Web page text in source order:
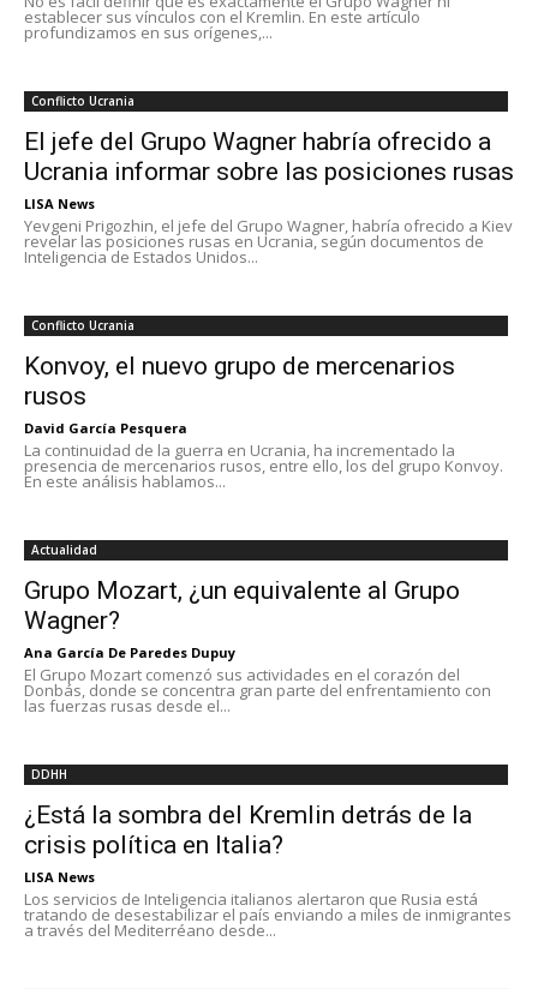
establecer sus vínculos con el Kremlin. En este artículo
profundizamos en sus orígenes,...
Conflicto Ucrania
El jefe del Grupo Wagner habría ofrecido a
Ucrania informar sobre las posiciones rusas
LISA News
Yevgeni Prigozhin, el jefe del Grupo Wagner, habría ofrecido a Kiev
revelar las posiciones rusas en Ucrania, según documentos de
Inteligencia de Estados Unidos...
Conflicto Ucrania
Konvoy, el nuevo grupo de mercenarios
rusos
David García Pesquera
La continuidad de la guerra en Ucrania, ha incrementado la
presencia de mercenarios rusos, entre ello, los del grupo Konvoy.
En este análisis hablamos...
Actualidad
Grupo Mozart, ¿un equivalente al Grupo
Wagner?
Ana García De Paredes Dupuy
El Grupo Mozart comenzó sus actividades en el corazón del
Donbás, donde se concentra gran parte del enfrentamiento con
las fuerzas rusas desde el...
DDHH
¿Está la sombra del Kremlin detrás de la
crisis política en Italia?
LISA News
Los servicios de Inteligencia italianos alertaron que Rusia está
tratando de desestabilizar el país enviando a miles de inmigrantes
a través del Mediterréano desde...